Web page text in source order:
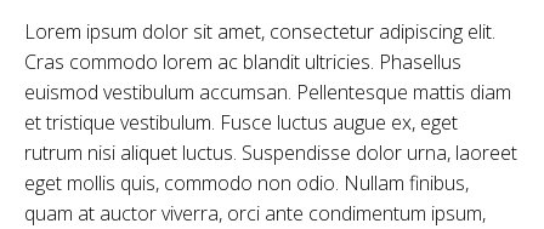
Lorem ipsum dolor sit amet, consectetur adipiscing elit.
Cras commodo lorem ac blandit ultricies. Phasellus
euismod vestibulum accumsan. Pellentesque mattis diam
et tristique vestibulum. Fusce luctus augue ex, eget
rutrum nisi aliquet luctus. Suspendisse dolor urna, laoreet
eget mollis quis, commodo non odio. Nullam finibus,
quam at auctor viverra, orci ante condimentum ipsum,